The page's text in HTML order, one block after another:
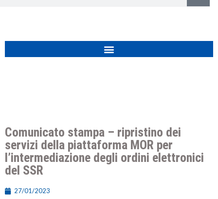
Comunicato stampa – ripristino dei
servizi della piattaforma MOR per
l’intermediazione degli ordini elettronici
del SSR
27/01/2023